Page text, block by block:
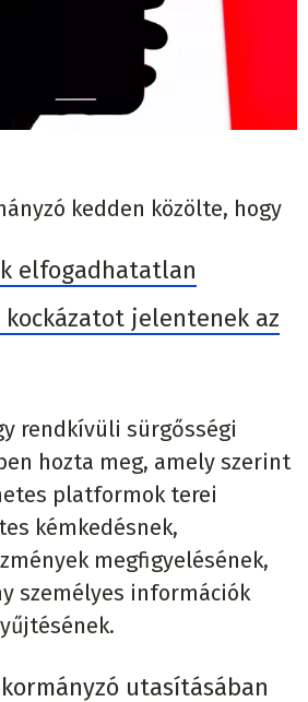
kedden közölte, hogy
elfogadhatatlan
jelentenek az
rendkívüli sürgősségi
hozta meg, amely szerint
platformok terei
kémkedésnek,
megfigyelésének,
személyes információk
utasításában